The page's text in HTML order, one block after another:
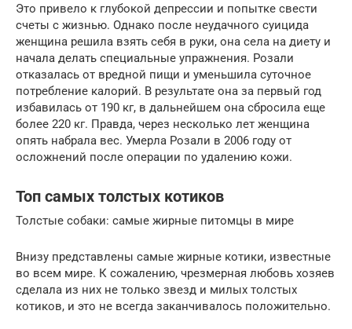
Это привело к глубокой депрессии и попытке свести
счеты с жизнью. Однако после неудачного суицида
женщина решила взять себя в руки, она села на диету и
начала делать специальные упражнения. Розали
отказалась от вредной пищи и уменьшила суточное
потребление калорий. В результате она за первый год
избавилась от 190 кг, в дальнейшем она сбросила еще
более 220 кг. Правда, через несколько лет женщина
опять набрала вес. Умерла Розали в 2006 году от
осложнений после операции по удалению кожи.
Топ самых толстых котиков
Толстые собаки: самые жирные питомцы в мире
Внизу представлены самые жирные котики, известные
во всем мире. К сожалению, чрезмерная любовь хозяев
сделала из них не только звезд и милых толстых
котиков, и это не всегда заканчивалось положительно.